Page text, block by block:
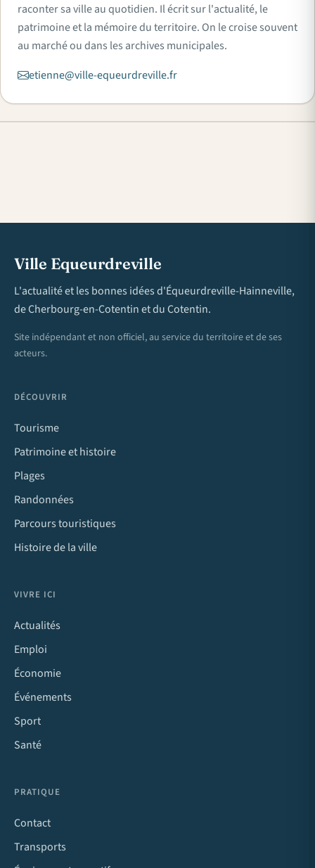
raconter sa ville au quotidien. Il écrit sur l'actualité, le
patrimoine et la mémoire du territoire. On le croise souvent
au marché ou dans les archives municipales.
etienne@ville-equeurdreville.fr
Ville Equeurdreville
L'actualité et les bonnes idées d'Équeurdreville-Hainneville,
de Cherbourg-en-Cotentin et du Cotentin.
Site indépendant et non officiel, au service du territoire et de ses
acteurs.
DÉCOUVRIR
Tourisme
Patrimoine et histoire
Plages
Randonnées
Parcours touristiques
Histoire de la ville
VIVRE ICI
Actualités
Emploi
Économie
Événements
Sport
Santé
PRATIQUE
Contact
Transports